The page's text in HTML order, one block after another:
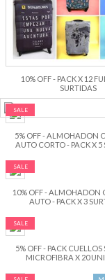
10% OFF - PACK X 12
SURTIDAS
SALE
5% OFF - ALMOHADON
AUTO CORTO - PACK X 5
SALE
10% OFF - ALMOHADON
AUTO - PACK X 3
SALE
5% OFF - PACK CUELLOS
MICROFIBRA X 20